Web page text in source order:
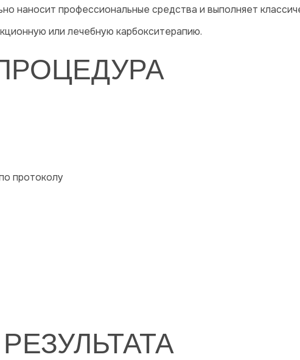
наносит профессиональные средства и выполняет
или лечебную карбокситерапию.
протоколу